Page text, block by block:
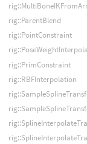
rig::ParentBlend
rig::PointConstraint
rig::PrimConstraint
rig::RBFInterpolation